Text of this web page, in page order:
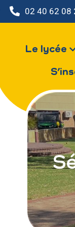
02 40 62 08
Le lycée